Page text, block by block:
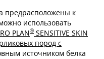
предрасположены к
использовать
PLAN® SENSITIVE SKIN
пород с
источником белка